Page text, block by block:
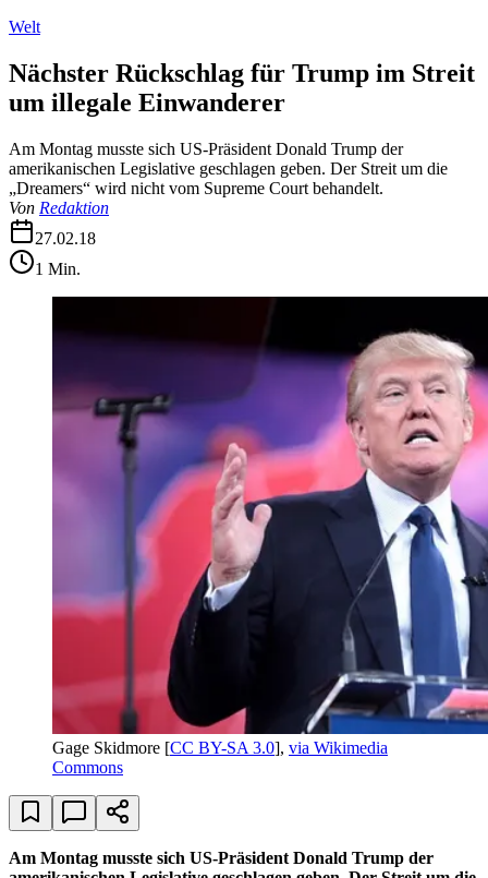
Welt
Nächster Rückschlag für Trump im Streit
um illegale Einwanderer
Am Montag musste sich US-Präsident Donald Trump der
amerikanischen Legislative geschlagen geben. Der Streit um die
„Dreamers“ wird nicht vom Supreme Court behandelt.
Von Redaktion
27.02.18
1 Min.
Gage Skidmore [CC BY-SA 3.0], via Wikimedia
Commons
Am Montag musste sich US-Präsident Donald Trump der